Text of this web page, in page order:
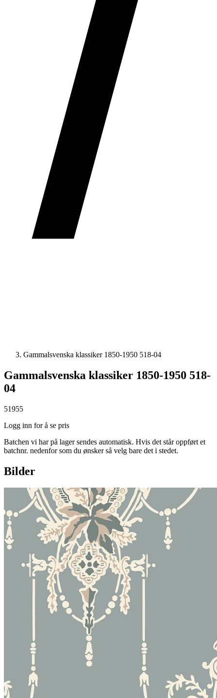
Gammalsvenska klassiker 1850-1950 518-04
Gammalsvenska klassiker 1850-1950 518-
04
51955
Logg inn for å se pris
Batchen vi har på lager sendes automatisk. Hvis det står oppført et
batchnr. nedenfor som du ønsker så velg bare det i stedet.
Bilder